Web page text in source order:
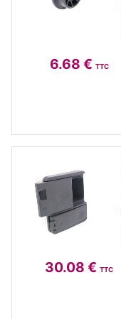
6.68 € TTC
30.08 € TTC